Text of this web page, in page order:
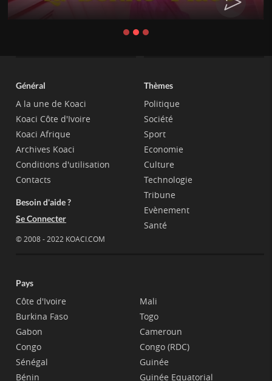
Général
A la une de Koaci
Koaci Côte d'Ivoire
Koaci Afrique
Archives Koaci
Conditions d'utilisation
Contacts
Besoin d'aide ?
Se Connecter
© 2008 - 2022 KOACI.COM
Thèmes
Politique
Société
Sport
Economie
Culture
Technologie
Tribune
Evènement
Santé
Pays
Côte d'Ivoire
Burkina Faso
Gabon
Congo
Sénégal
Bénin
Mali
Togo
Cameroun
Congo (RDC)
Guinée
Guinée Equatorial